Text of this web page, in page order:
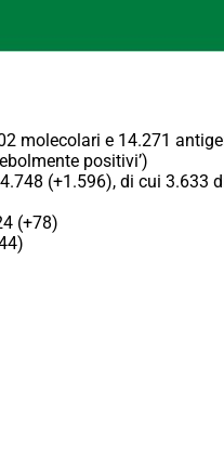
molecolari e 14.271
positivi’)
(+1.596), di cui 3.633
(+78)